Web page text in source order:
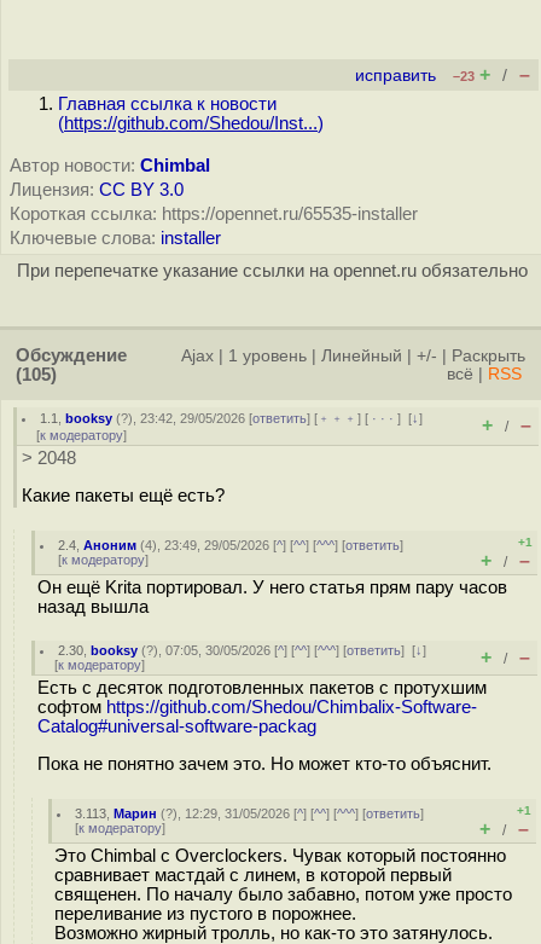
исправить –23 + / –
Главная ссылка к новости
(https://github.com/Shedou/Inst...)
Автор новости: Chimbal
Лицензия: CC BY 3.0
Короткая ссылка: https://opennet.ru/65535-installer
Ключевые слова: installer
При перепечатке указание ссылки на opennet.ru обязательно
Обсуждение
(105)
Ajax 1 уровень Линейный +/-
Раскрыть
всё
RSS
1.1 ,booksy (?), 23:42, 29/05/2026 [ответить] [ ﹢﹢﹢] [ · · ·][↓]
[к модератору] + / –
> 2048
Какие пакеты ещё есть?
2.4 ,Аноним (4), 23:49, 29/05/2026 [^] [^^] [^^^] [ответить]
[к модератору]
+1
+ / –
Он ещё Krita портировал. У него статья прям пару часов
назад вышла
2.30 ,booksy (?), 07:05, 30/05/2026 [^] [^^] [^^^] [ответить][↓]
[к модератору] + / –
Есть с десяток подготовленных пакетов с протухшим
софтом https://github.com/Shedou/Chimbalix-Software-
Catalog#universal-software-packag
Пока не понятно зачем это. Но может кто-то объяснит.
3.113 ,Марин (?), 12:29, 31/05/2026 [^] [^^] [^^^] [ответить]
[к модератору]
+1
+ / –
Это Chimbal с Overclockers. Чувак который постоянно
сравнивает мастдай с линем, в которой первый
священен. По началу было забавно, потом уже просто
переливание из пустого в порожнее.
Возможно жирный тролль, но как-то это затянулось.